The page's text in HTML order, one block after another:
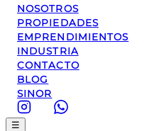
NOSOTROS
PROPIEDADES
EMPRENDIMIENTOS
INDUSTRIA
CONTACTO
BLOG
SINOR
☰